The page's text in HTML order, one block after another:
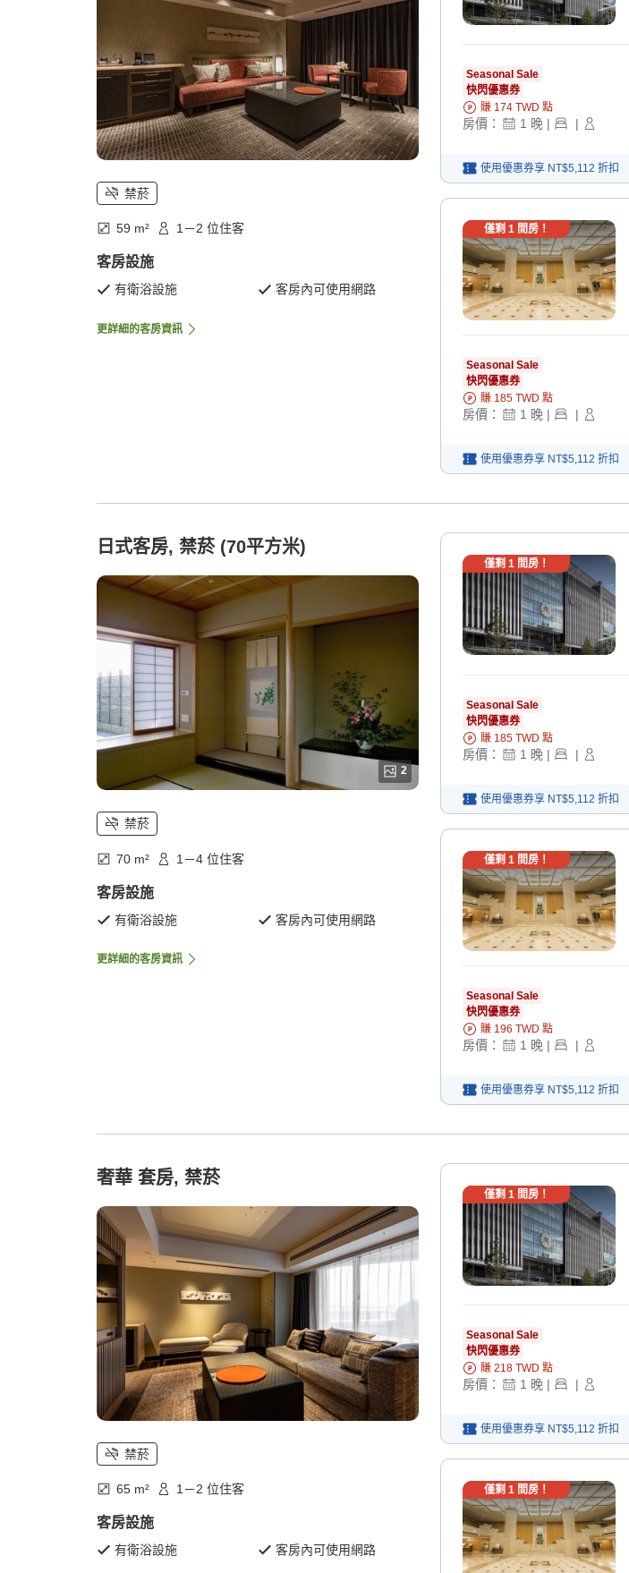
禁菸
59 m² 1－2 位住客
客房設施
有衛浴設施 客房內可使用網路
更詳細的客房資訊
Seasonal Sale
快閃優惠券
賺 174 TWD 點
房價： 1 晚 | |
使用優惠券享 NT$5,112 折扣
僅剩 1間房！
Seasonal Sale
快閃優惠券
賺 185 TWD 點
房價： 1 晚 | |
使用優惠券享 NT$5,112 折扣
日式客房, 禁菸 (70平方米)
2
禁菸
70 m² 1－4 位住客
客房設施
有衛浴設施 客房內可使用網路
更詳細的客房資訊
僅剩 1間房！
Seasonal Sale
快閃優惠券
賺 185 TWD 點
房價： 1 晚 | |
使用優惠券享 NT$5,112 折扣
僅剩 1 間房！
Seasonal Sale
快閃優惠券
賺 196 TWD 點
房價： 1 晚 | |
使用優惠券享 NT$5,112 折扣
奢華 套房, 禁菸
禁菸
65 m² 1－2 位住客
客房設施
有衛浴設施 客房內可使用網路
僅剩 1 間房！
Seasonal Sale
快閃優惠券
賺 218 TWD 點
房價： 1 晚 | |
使用優惠券享 NT$5,112 折扣
僅剩 1 間房！